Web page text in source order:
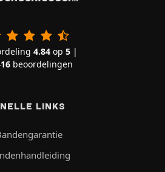
4.84op 5|
beoordelingen
LINKS